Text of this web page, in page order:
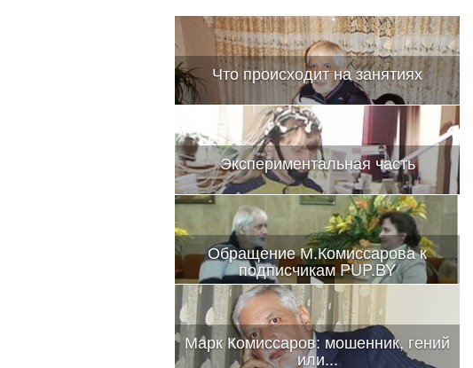
Что происходит на занятиях
Экспериментальная часть
Обращение М.Комиссарова к
подписчикам PUP.BY
Марк Комиссаров: мошенник, гений
или...